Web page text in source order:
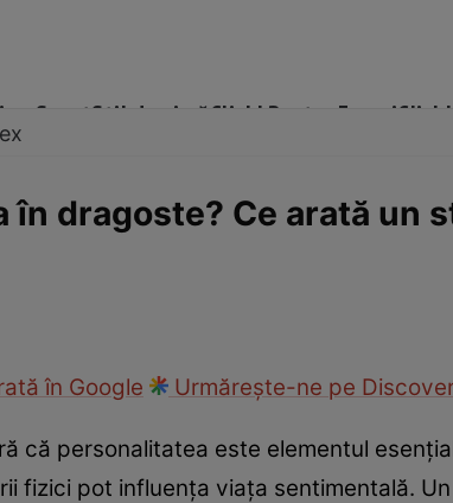
SportStil de viațăClick! Pentru Femei
în dragoste? Ce arată un
în Google
Urmărește-ne pe
că personalitatea este elementul
fizici pot influența viața sentimentală.